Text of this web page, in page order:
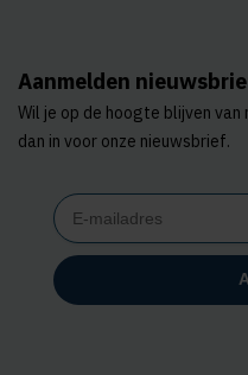
Aanmelden
Wil je op de hoogte blijven
dan in voor onze nieuwsbrief.